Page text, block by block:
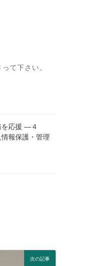
て下さい。
応援 ―４
報保護・管理
次の記事